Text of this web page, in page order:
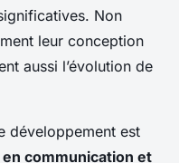
Non
leur conception
aussi l’évolution de
développement est
communication et